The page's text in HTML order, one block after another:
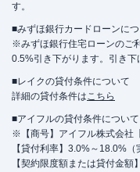
す。
■みずほ銀行カードローンに
※みずほ銀行住宅ローンのご
0.5%引き下がります。引き下
■レイクの貸付条件について
詳細の貸付条件はこちら
■アイフルの貸付条件について
※【商号】アイフル株式会社
【貸付利率】3.0%～18.0%
【契約限度額または貸付金